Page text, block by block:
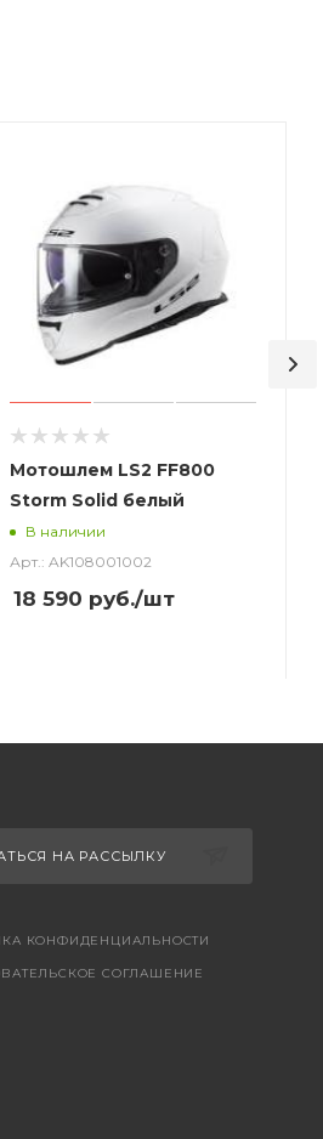
Мотошлем LS2 FF800
Storm Solid белый
В наличии
Арт.: AK108001002
18 590 руб./шт
НА РАССЫЛКУ
КОНФИДЕНЦИАЛЬНОСТИ
СОГЛАШЕНИЕ